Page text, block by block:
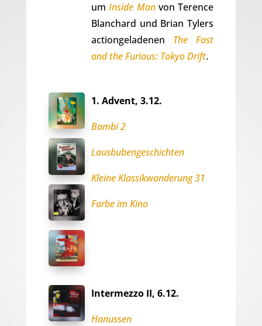
umInside Manvon Terence
Blanchard und Brian Tylers
actiongeladenen The Fast
and the Furious: Tokyo Drift.
1. Advent, 3.12.
Bambi 2
Lausbubengeschichten
Kleine Klassikwanderung 31
Farbe im Kino
Intermezzo II, 6.12.
Hanussen